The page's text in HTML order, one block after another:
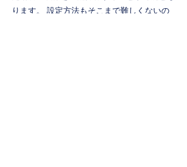
ります。 設定方法もそこまで難しくないの